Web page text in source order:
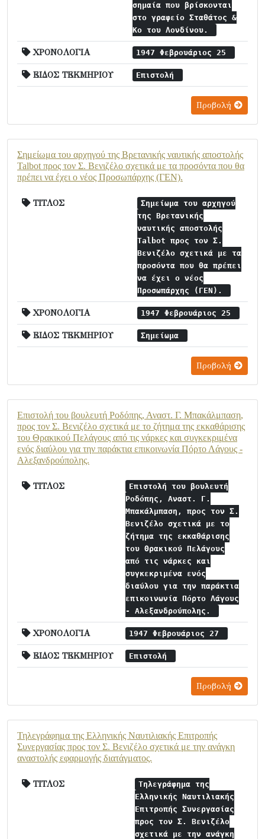
σημαία που βρίσκονται
στο γραφείο Σταθάτος &
Κο του Λονδίνου.
ΧΡΟΝΟΛΟΓΙΑ 1947 Φεβρουάριος 25
ΕΙΔΟΣ ΤΕΚΜΗΡΙΟΥ Επιστολή
Προβολή
Σημείωμα του αρχηγού της Βρετανικής ναυτικής αποστολής
Talbot προς τον Σ. Βενιζέλο σχετικά με τα προσόντα που θα
πρέπει να έχει ο νέος Προσωπάρχης (ΓΕΝ).
ΤΙΤΛΟΣ
Σημείωμα του αρχηγού
της Βρετανικής
ναυτικής αποστολής
Talbot προς τον Σ.
Βενιζέλο σχετικά με τα
προσόντα που θα πρέπει
να έχει ο νέος
Προσωπάρχης (ΓΕΝ).
ΧΡΟΝΟΛΟΓΙΑ 1947 Φεβρουάριος 25
ΕΙΔΟΣ ΤΕΚΜΗΡΙΟΥ Σημείωμα
Προβολή
Επιστολή του βουλευτή Ροδόπης, Αναστ. Γ. Μπακάλμπαση,
προς τον Σ. Βενιζέλο σχετικά με το ζήτημα της εκκαθάρισης
του Θρακικού Πελάγους από τις νάρκες και συγκεκριμένα
ενός διαύλου για την παράκτια επικοινωνία Πόρτο Λάγους -
Αλεξανδρούπολης.
ΤΙΤΛΟΣ
Επιστολή του βουλευτή
Ροδόπης, Αναστ. Γ.
Μπακάλμπαση, προς τον Σ.
Βενιζέλο σχετικά με το
ζήτημα της εκκαθάρισης
του Θρακικού Πελάγους
από τις νάρκες και
συγκεκριμένα ενός
διαύλου για την παράκτια
επικοινωνία Πόρτο Λάγους
- Αλεξανδρούπολης.
ΧΡΟΝΟΛΟΓΙΑ 1947 Φεβρουάριος 27
ΕΙΔΟΣ ΤΕΚΜΗΡΙΟΥ Επιστολή
Προβολή
Τηλεγράφημα της Ελληνικής Ναυτιλιακής Επιτροπής
Συνεργασίας προς τον Σ. Βενιζέλο σχετικά με την ανάγκη
αναστολής εφαρμογής διατάγματος.
ΤΙΤΛΟΣ
Τηλεγράφημα της
Ελληνικής Ναυτιλιακής
Επιτροπής Συνεργασίας
προς τον Σ. Βενιζέλο
σχετικά με την ανάγκη